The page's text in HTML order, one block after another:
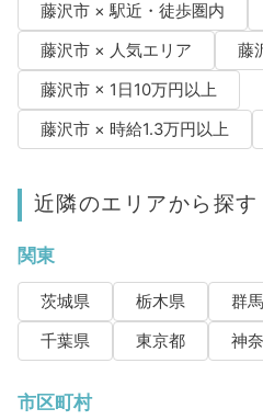
藤沢市 × 駅近・徒歩圏内
藤沢市 × 人気エリア
藤
藤沢市 × 1日10万円以上
藤沢市 × 時給1.3万円以上
近隣のエリアから探す
関東
茨城県 栃木県 群
千葉県
東京都 神
市区町村